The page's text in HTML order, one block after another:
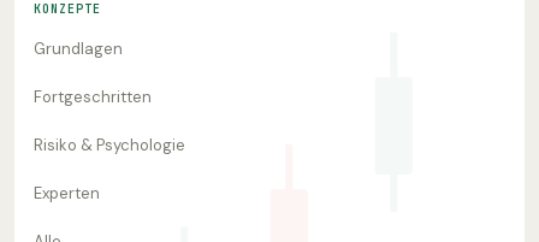
KONZEPTE
Grundlagen
Fortgeschritten
Risiko & Psychologie
Experten